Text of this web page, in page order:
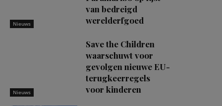
Nieuws
van bedreigd
werelderfgoed
Nieuws
Save the Children
waarschuwt voor
gevolgen nieuwe EU-
terugkeerregels
voor kinderen